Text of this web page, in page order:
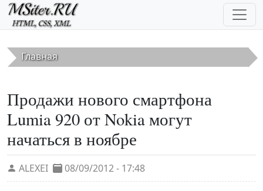
Перейти к основному содержанию
Главная
Продажи нового смартфона
Lumia 920 от Nokia могут
начаться в ноябре
ALEXEI 08/09/2012 - 17:48